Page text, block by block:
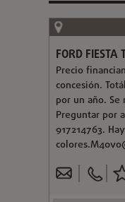
FORD FIESTA
Precio
concesión.
por un año. Se
Preguntar por
917214763.